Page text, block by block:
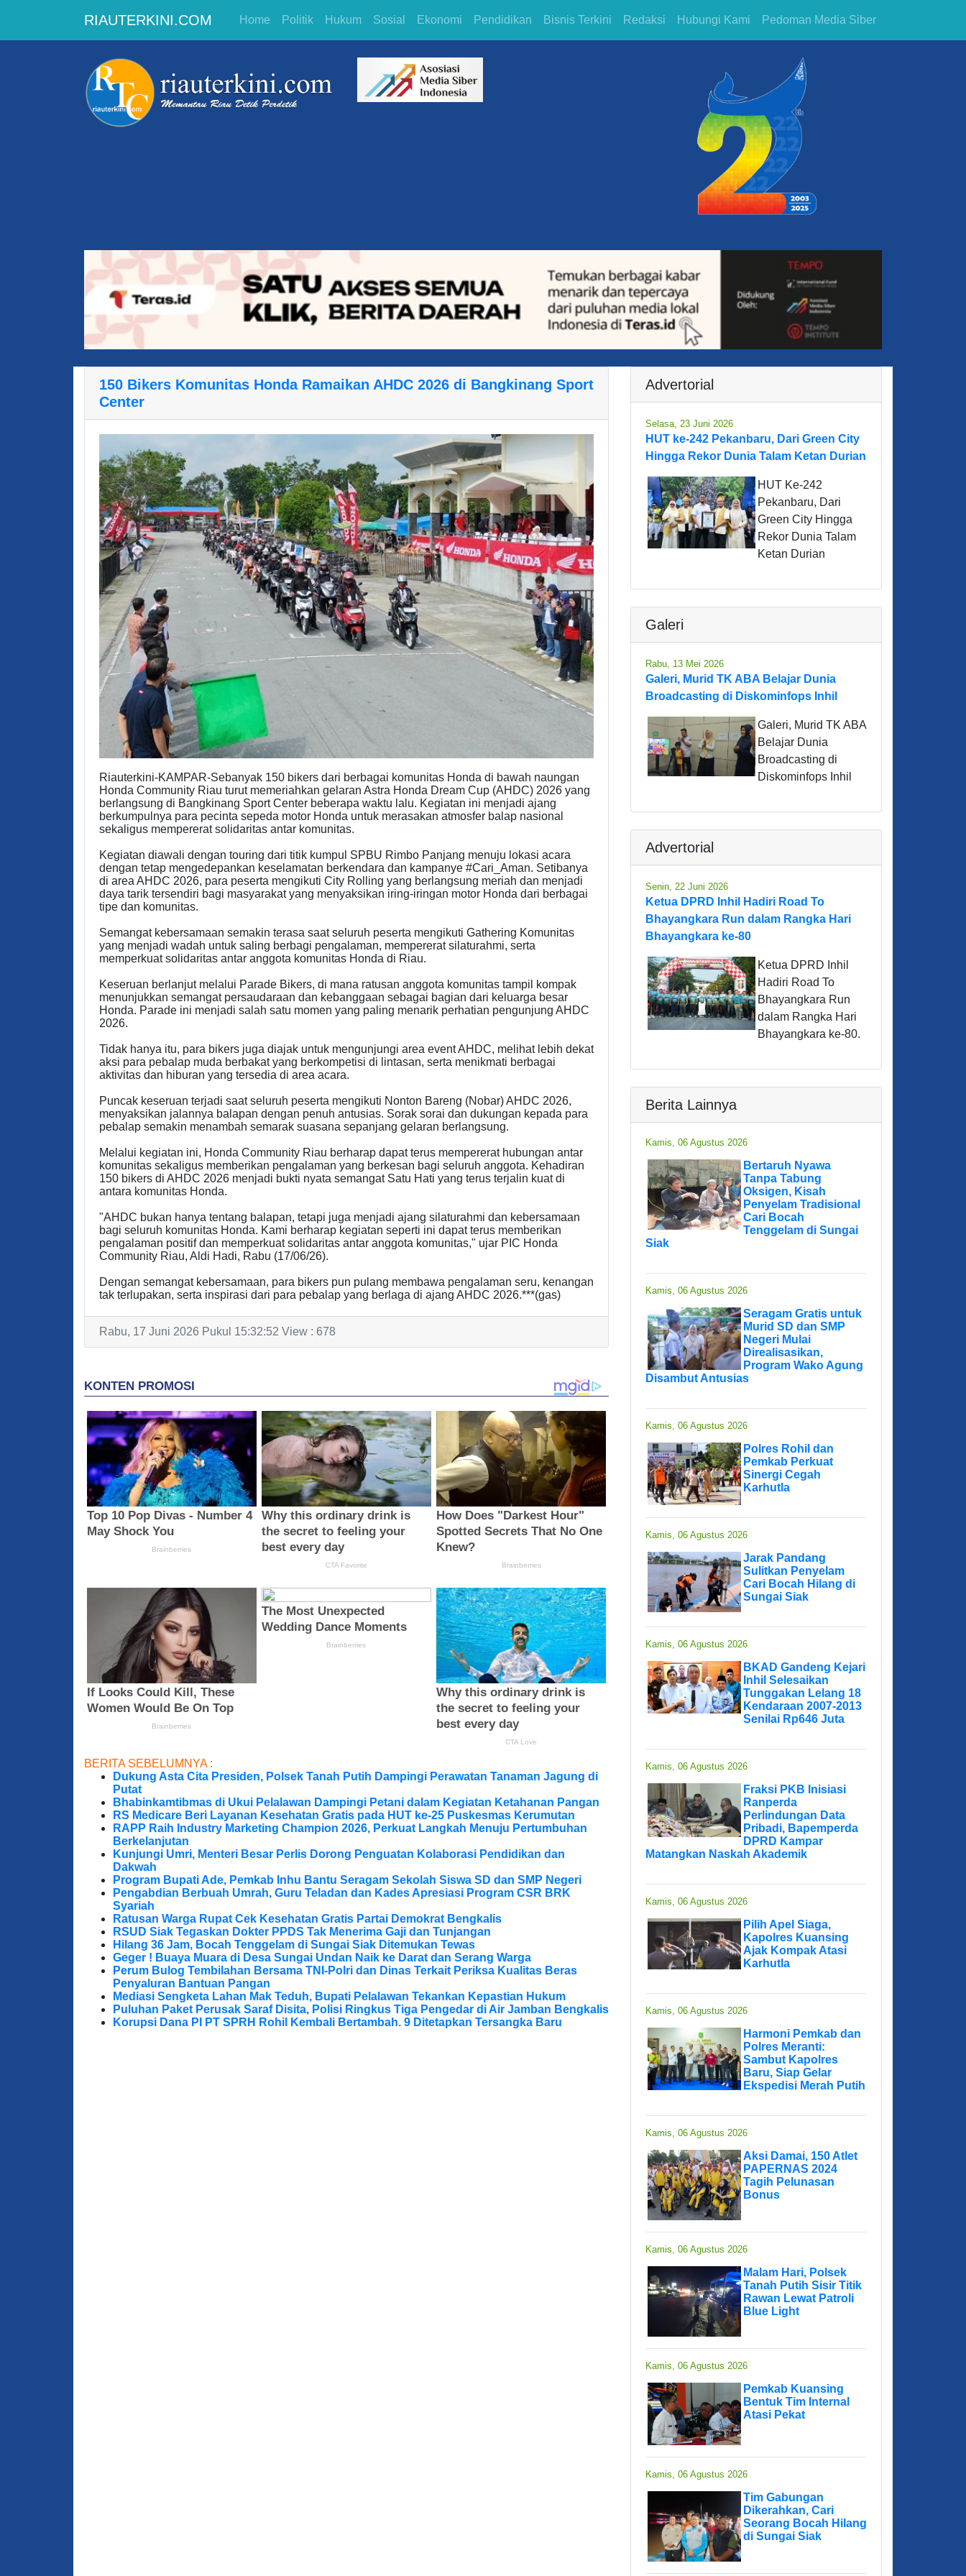
RIAUTERKINI.COM Home Politik Hukum Sosial Ekonomi Pendidikan Bisnis Terkini Redaksi Hubungi Kami Pedoman Media Siber
150 Bikers Komunitas Honda Ramaikan AHDC 2026 di Bangkinang Sport
Center
Riauterkini-KAMPAR-Sebanyak 150 bikers dari berbagai komunitas Honda di bawah naungan
Honda Community Riau turut memeriahkan gelaran Astra Honda Dream Cup (AHDC) 2026 yang
berlangsung di Bangkinang Sport Center beberapa waktu lalu. Kegiatan ini menjadi ajang
berkumpulnya para pecinta sepeda motor Honda untuk merasakan atmosfer balap nasional
sekaligus mempererat solidaritas antar komunitas.
Kegiatan diawali dengan touring dari titik kumpul SPBU Rimbo Panjang menuju lokasi acara
dengan tetap mengedepankan keselamatan berkendara dan kampanye #Cari_Aman. Setibanya
di area AHDC 2026, para peserta mengikuti City Rolling yang berlangsung meriah dan menjadi
daya tarik tersendiri bagi masyarakat yang menyaksikan iring-iringan motor Honda dari berbagai
tipe dan komunitas.
Semangat kebersamaan semakin terasa saat seluruh peserta mengikuti Gathering Komunitas
yang menjadi wadah untuk saling berbagi pengalaman, mempererat silaturahmi, serta
memperkuat solidaritas antar anggota komunitas Honda di Riau.
Keseruan berlanjut melalui Parade Bikers, di mana ratusan anggota komunitas tampil kompak
menunjukkan semangat persaudaraan dan kebanggaan sebagai bagian dari keluarga besar
Honda. Parade ini menjadi salah satu momen yang paling menarik perhatian pengunjung AHDC
2026.
Tidak hanya itu, para bikers juga diajak untuk mengunjungi area event AHDC, melihat lebih dekat
aksi para pebalap muda berbakat yang berkompetisi di lintasan, serta menikmati berbagai
aktivitas dan hiburan yang tersedia di area acara.
Puncak keseruan terjadi saat seluruh peserta mengikuti Nonton Bareng (Nobar) AHDC 2026,
menyaksikan jalannya balapan dengan penuh antusias. Sorak sorai dan dukungan kepada para
pebalap semakin menambah semarak suasana sepanjang gelaran berlangsung.
Melalui kegiatan ini, Honda Community Riau berharap dapat terus mempererat hubungan antar
komunitas sekaligus memberikan pengalaman yang berkesan bagi seluruh anggota. Kehadiran
150 bikers di AHDC 2026 menjadi bukti nyata semangat Satu Hati yang terus terjalin kuat di
antara komunitas Honda.
"AHDC bukan hanya tentang balapan, tetapi juga menjadi ajang silaturahmi dan kebersamaan
bagi seluruh komunitas Honda. Kami berharap kegiatan seperti ini dapat terus memberikan
pengalaman positif dan memperkuat solidaritas antar anggota komunitas," ujar PIC Honda
Community Riau, Aldi Hadi, Rabu (17/06/26).
Dengan semangat kebersamaan, para bikers pun pulang membawa pengalaman seru, kenangan
tak terlupakan, serta inspirasi dari para pebalap yang berlaga di ajang AHDC 2026.***(gas)
Rabu, 17 Juni 2026 Pukul 15:32:52 View : 678
BERITA SEBELUMNYA :
Dukung Asta Cita Presiden, Polsek Tanah Putih Dampingi Perawatan Tanaman Jagung di
Putat
Bhabinkamtibmas di Ukui Pelalawan Dampingi Petani dalam Kegiatan Ketahanan Pangan
RS Medicare Beri Layanan Kesehatan Gratis pada HUT ke-25 Puskesmas Kerumutan
RAPP Raih Industry Marketing Champion 2026, Perkuat Langkah Menuju Pertumbuhan
Berkelanjutan
Kunjungi Umri, Menteri Besar Perlis Dorong Penguatan Kolaborasi Pendidikan dan
Dakwah
Program Bupati Ade, Pemkab Inhu Bantu Seragam Sekolah Siswa SD dan SMP Negeri
Pengabdian Berbuah Umrah, Guru Teladan dan Kades Apresiasi Program CSR BRK
Syariah
Ratusan Warga Rupat Cek Kesehatan Gratis Partai Demokrat Bengkalis
RSUD Siak Tegaskan Dokter PPDS Tak Menerima Gaji dan Tunjangan
Hilang 36 Jam, Bocah Tenggelam di Sungai Siak Ditemukan Tewas
Geger ! Buaya Muara di Desa Sungai Undan Naik ke Darat dan Serang Warga
Perum Bulog Tembilahan Bersama TNI-Polri dan Dinas Terkait Periksa Kualitas Beras
Penyaluran Bantuan Pangan
Mediasi Sengketa Lahan Mak Teduh, Bupati Pelalawan Tekankan Kepastian Hukum
Puluhan Paket Perusak Saraf Disita, Polisi Ringkus Tiga Pengedar di Air Jamban Bengkalis
Korupsi Dana PI PT SPRH Rohil Kembali Bertambah. 9 Ditetapkan Tersangka Baru
Advertorial
Selasa, 23 Juni 2026
HUT ke-242 Pekanbaru, Dari Green City
Hingga Rekor Dunia Talam Ketan Durian
HUT Ke-242
Pekanbaru, Dari
Green City Hingga
Rekor Dunia Talam
Ketan Durian
Galeri
Rabu, 13 Mei 2026
Galeri, Murid TK ABA Belajar Dunia
Broadcasting di Diskominfops Inhil
Galeri, Murid TK ABA
Belajar Dunia
Broadcasting di
Diskominfops Inhil
Advertorial
Senin, 22 Juni 2026
Ketua DPRD Inhil Hadiri Road To
Bhayangkara Run dalam Rangka Hari
Bhayangkara ke-80
Ketua DPRD Inhil
Hadiri Road To
Bhayangkara Run
dalam Rangka Hari
Bhayangkara ke-80.
Berita Lainnya
Kamis, 06 Agustus 2026
Bertaruh Nyawa
Tanpa Tabung
Oksigen, Kisah
Penyelam Tradisional
Cari Bocah
Tenggelam di Sungai
Siak
Kamis, 06 Agustus 2026
Seragam Gratis untuk
Murid SD dan SMP
Negeri Mulai
Direalisasikan,
Program Wako Agung
Disambut Antusias
Kamis, 06 Agustus 2026
Polres Rohil dan
Pemkab Perkuat
Sinergi Cegah
Karhutla
Kamis, 06 Agustus 2026
Jarak Pandang
Sulitkan Penyelam
Cari Bocah Hilang di
Sungai Siak
Kamis, 06 Agustus 2026
BKAD Gandeng Kejari
Inhil Selesaikan
Tunggakan Lelang 18
Kendaraan 2007-2013
Senilai Rp646 Juta
Kamis, 06 Agustus 2026
Fraksi PKB Inisiasi
Ranperda
Perlindungan Data
Pribadi, Bapemperda
DPRD Kampar
Matangkan Naskah Akademik
Kamis, 06 Agustus 2026
Pilih Apel Siaga,
Kapolres Kuansing
Ajak Kompak Atasi
Karhutla
Kamis, 06 Agustus 2026
Harmoni Pemkab dan
Polres Meranti:
Sambut Kapolres
Baru, Siap Gelar
Ekspedisi Merah Putih
Kamis, 06 Agustus 2026
Aksi Damai, 150 Atlet
PAPERNAS 2024
Tagih Pelunasan
Bonus
Kamis, 06 Agustus 2026
Malam Hari, Polsek
Tanah Putih Sisir Titik
Rawan Lewat Patroli
Blue Light
Kamis, 06 Agustus 2026
Pemkab Kuansing
Bentuk Tim Internal
Atasi Pekat
Kamis, 06 Agustus 2026
Tim Gabungan
Dikerahkan, Cari
Seorang Bocah Hilang
di Sungai Siak